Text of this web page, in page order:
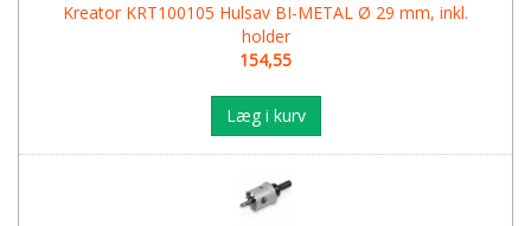
Kreator KRT100105 Hulsav BI-METAL Ø 29 mm, inkl.
holder
154,55
Læg i kurv